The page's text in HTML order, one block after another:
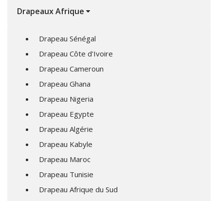
Drapeaux Afrique
Drapeau Sénégal
Drapeau Côte d'Ivoire
Drapeau Cameroun
Drapeau Ghana
Drapeau Nigeria
Drapeau Egypte
Drapeau Algérie
Drapeau Kabyle
Drapeau Maroc
Drapeau Tunisie
Drapeau Afrique du Sud